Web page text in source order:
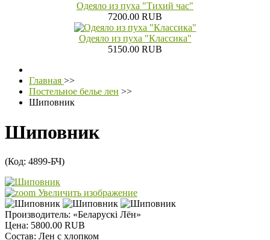
Одеяло из пуха "Тихий час"
7200.00 RUB
Одеяло из пуха "Классика"
5150.00 RUB
Главная >>
Постельное белье лен >>
Шиповник
Шиповник
(Код: 4899-БЧ)
Увеличить изображение
Производитель: «Беларускi Лён»
Цена: 5800.00 RUB
Состав: Лен с хлопком